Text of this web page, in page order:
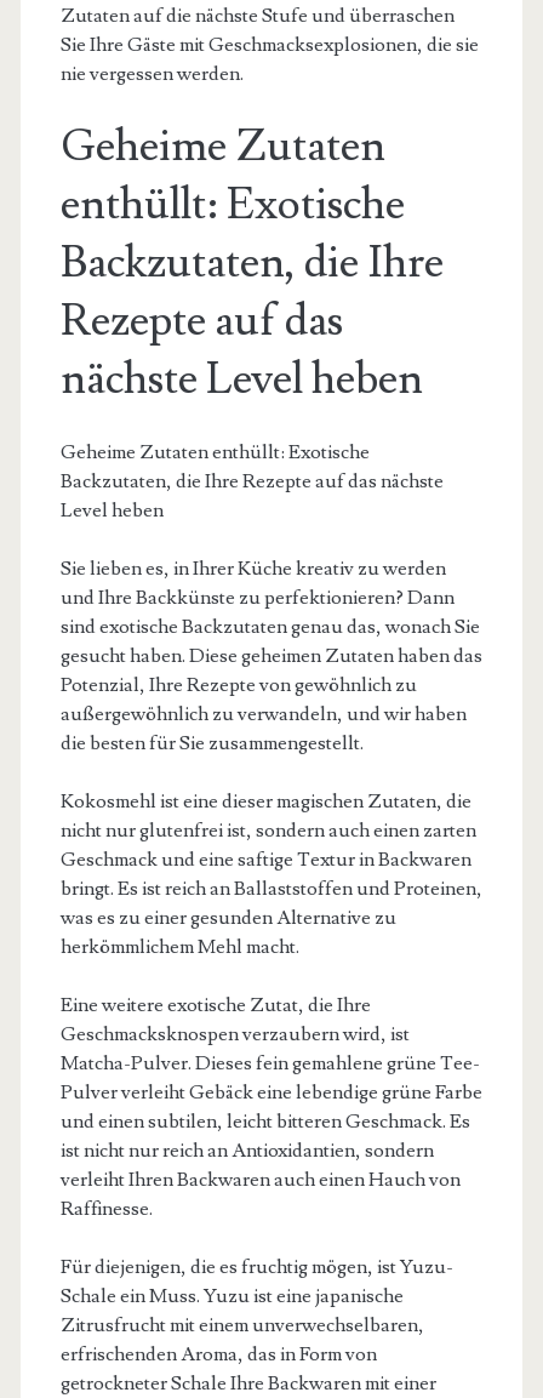
Zutaten auf die nächste Stufe und überraschen
Sie Ihre Gäste mit Geschmacksexplosionen, die sie
nie vergessen werden.
Geheime Zutaten
enthüllt: Exotische
Backzutaten, die Ihre
Rezepte auf das
nächste Level heben
Geheime Zutaten enthüllt: Exotische
Backzutaten, die Ihre Rezepte auf das nächste
Level heben
Sie lieben es, in Ihrer Küche kreativ zu werden
und Ihre Backkünste zu perfektionieren? Dann
sind exotische Backzutaten genau das, wonach Sie
gesucht haben. Diese geheimen Zutaten haben das
Potenzial, Ihre Rezepte von gewöhnlich zu
außergewöhnlich zu verwandeln, und wir haben
die besten für Sie zusammengestellt.
Kokosmehl ist eine dieser magischen Zutaten, die
nicht nur glutenfrei ist, sondern auch einen zarten
Geschmack und eine saftige Textur in Backwaren
bringt. Es ist reich an Ballaststoffen und Proteinen,
was es zu einer gesunden Alternative zu
herkömmlichem Mehl macht.
Eine weitere exotische Zutat, die Ihre
Geschmacksknospen verzaubern wird, ist
Matcha-Pulver. Dieses fein gemahlene grüne Tee-
Pulver verleiht Gebäck eine lebendige grüne Farbe
und einen subtilen, leicht bitteren Geschmack. Es
ist nicht nur reich an Antioxidantien, sondern
verleiht Ihren Backwaren auch einen Hauch von
Raffinesse.
Für diejenigen, die es fruchtig mögen, ist Yuzu-
Schale ein Muss. Yuzu ist eine japanische
Zitrusfrucht mit einem unverwechselbaren,
erfrischenden Aroma, das in Form von
getrockneter Schale Ihre Backwaren mit einer